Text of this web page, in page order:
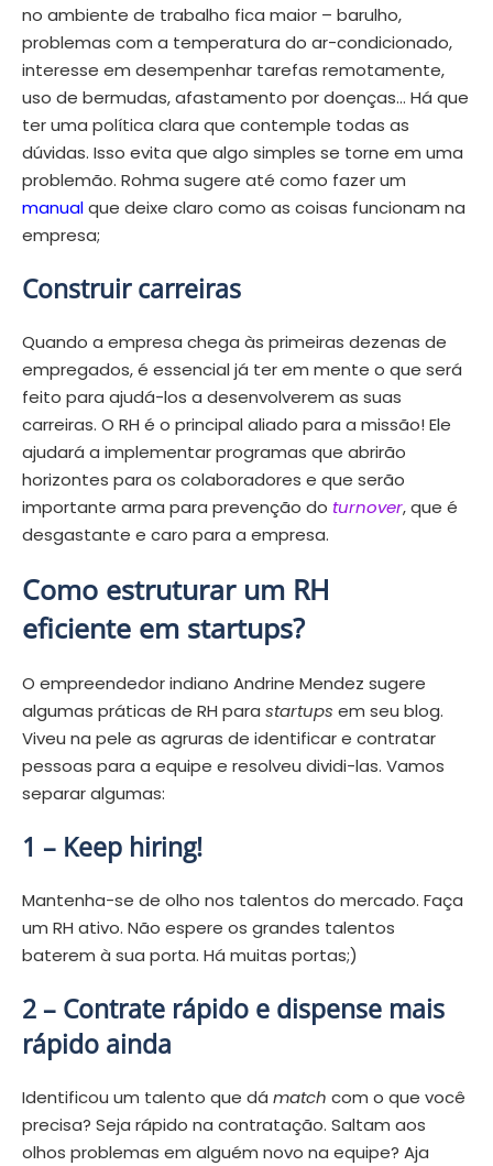
no ambiente de trabalho fica maior – barulho,
problemas com a temperatura do ar-condicionado,
interesse em desempenhar tarefas remotamente,
uso de bermudas, afastamento por doenças… Há que
ter uma política clara que contemple todas as
dúvidas. Isso evita que algo simples se torne em uma
problemão. Rohma sugere até como fazer um
manualque deixe claro como as coisas funcionam na
empresa;
Construir carreiras
Quando a empresa chega às primeiras dezenas de
empregados, é essencial já ter em mente o que será
feito para ajudá-los a desenvolverem as suas
carreiras. O RH é o principal aliado para a missão! Ele
ajudará a implementar programas que abrirão
horizontes para os colaboradores e que serão
importante arma para prevenção do turnover, que é
desgastante e caro para a empresa.
Como estruturar um RH
eficiente em startups?
O empreendedor indiano Andrine Mendez sugere
algumas práticas de RH para startups em seu blog.
Viveu na pele as agruras de identificar e contratar
pessoas para a equipe e resolveu dividi-las. Vamos
separar algumas:
1 – Keep hiring!
Mantenha-se de olho nos talentos do mercado. Faça
um RH ativo. Não espere os grandes talentos
baterem à sua porta. Há muitas portas;)
2 – Contrate rápido e dispense mais
rápido ainda
Identificou um talento que dá match com o que você
precisa? Seja rápido na contratação. Saltam aos
olhos problemas em alguém novo na equipe? Aja